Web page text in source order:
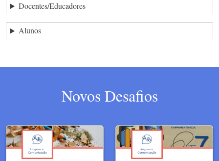
Docentes/Educadores
Alunos
Novos Desafios